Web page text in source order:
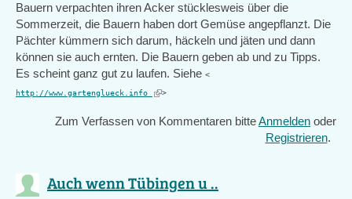
Bauern verpachten ihren Acker stücklesweis über die
Sommerzeit, die Bauern haben dort Gemüse angepflanzt. Die
Pächter kümmern sich darum, häckeln und jäten und dann
können sie auch ernten. Die Bauern geben ab und zu Tipps.
Es scheint ganz gut zu laufen. Siehe <
http://www.gartenglueck.info
(link
external)
>
Zum Verfassen von Kommentaren bitteAnmelden oder
Registrieren.
Auch wenn Tübingen u ..